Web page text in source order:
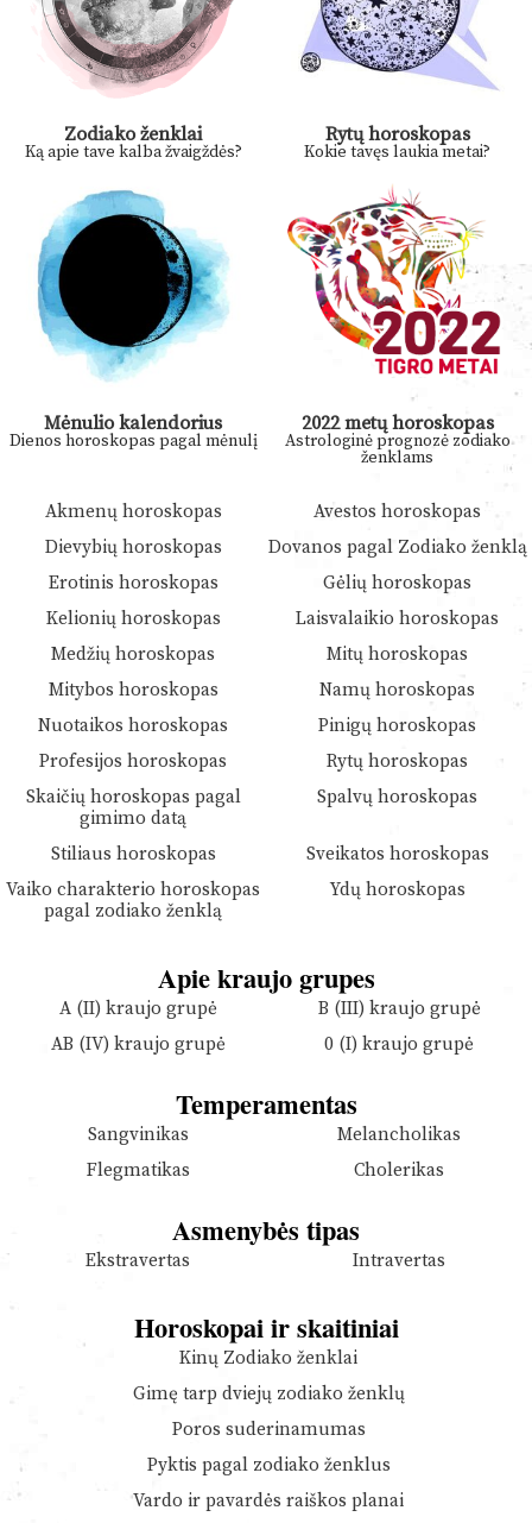
Zodiako ženklai
Ką apie tave kalba žvaigždės?
Rytų horoskopas
Kokie tavęs laukia metai?
Mėnulio kalendorius
Dienos horoskopas pagal mėnulį
2022 metų horoskopas
Astrologinė prognozė zodiako
ženklams
Akmenų horoskopas
Avestos horoskopas
Dievybių horoskopas
Dovanos pagal Zodiako ženklą
Erotinis horoskopas
Gėlių horoskopas
Kelionių horoskopas
Laisvalaikio horoskopas
Medžių horoskopas
Mitų horoskopas
Mitybos horoskopas
Namų horoskopas
Nuotaikos horoskopas
Pinigų horoskopas
Profesijos horoskopas
Rytų horoskopas
Skaičių horoskopas pagal
gimimo datą
Spalvų horoskopas
Stiliaus horoskopas
Sveikatos horoskopas
Vaiko charakterio horoskopas
pagal zodiako ženklą
Ydų horoskopas
Apie kraujo grupes
A (II) kraujo grupė
B (III) kraujo grupė
AB (IV) kraujo grupė
0 (I) kraujo grupė
Temperamentas
Sangvinikas
Melancholikas
Flegmatikas
Cholerikas
Asmenybės tipas
Ekstravertas Intravertas
Horoskopai ir skaitiniai
Kinų Zodiako ženklai
Gimę tarp dviejų zodiako ženklų
Poros suderinamumas
Pyktis pagal zodiako ženklus
Vardo ir pavardės raiškos planai